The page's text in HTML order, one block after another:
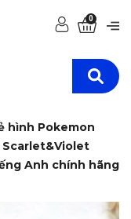
0
hình Pokemon
Scarlet&Violet
Anh chính hãng